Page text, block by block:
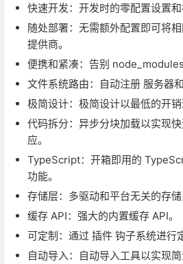
快速开发：开发时的零配置设置和
随处部署：无需额外配置即可将
提供商。
便携和紧凑：告别 node_modules
文件系统路由：自动注册 服务器和
极简设计：极简设计以最低的开销
代码拆分：异步分块加载以实现
应。
TypeScript：开箱即用的
功能。
存储层：多驱动和平台无关的存储
缓存 API：强大的内置缓存 API。
可定制：通过 插件 钩子系统进行
自动导入：自动导入工具以实现